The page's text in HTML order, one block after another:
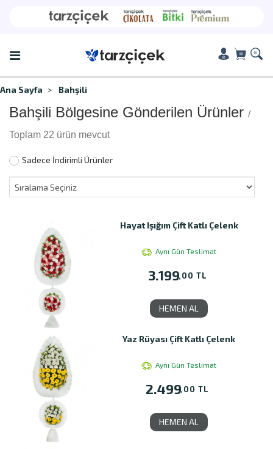
Ana Sayfa Bahşili
Bahşili Bölgesine Gönderilen Ürünler /
Toplam 22 ürün mevcut
Sadece İndirimli Ürünler
Hayat Işığım Çift Katlı Çelenk
Aynı Gün Teslimat
3.199,00 TL
HEMEN AL
Yaz Rüyası Çift Katlı Çelenk
Aynı Gün Teslimat
2.499,00 TL
HEMEN AL